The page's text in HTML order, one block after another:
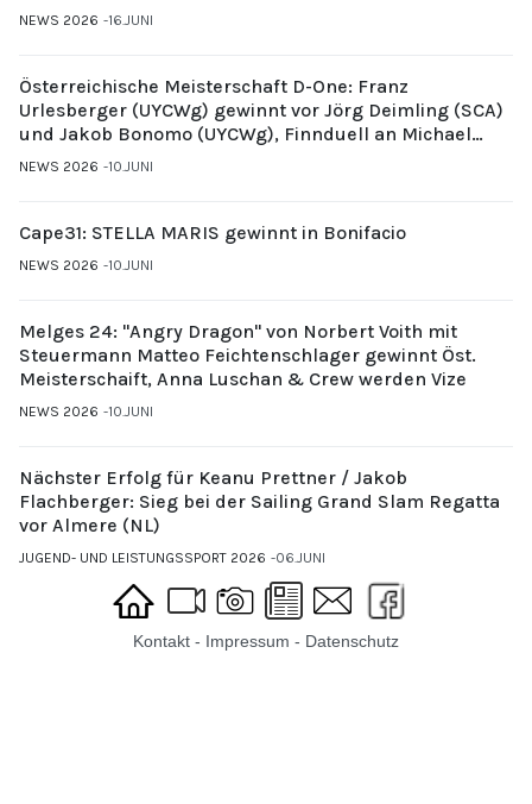
NEWS 2026 16.JUNI
Österreichische Meisterschaft D-One: Franz
Urlesberger (UYCWg) gewinnt vor Jörg Deimling (SCA)
und Jakob Bonomo (UYCWg), Finnduell an Michael
Gubi (UYCMo)
NEWS 2026 10.JUNI
Cape31: STELLA MARIS gewinnt in Bonifacio
NEWS 2026 10.JUNI
Melges 24: "Angry Dragon" von Norbert Voith mit
Steuermann Matteo Feichtenschlager gewinnt Öst.
Meisterschaift, Anna Luschan & Crew werden Vize
NEWS 2026 10.JUNI
Nächster Erfolg für Keanu Prettner / Jakob
Flachberger: Sieg bei der Sailing Grand Slam Regatta
vor Almere (NL)
JUGEND- UND LEISTUNGSSPORT 2026 06.JUNI
Kontakt - Impressum - Datenschutz